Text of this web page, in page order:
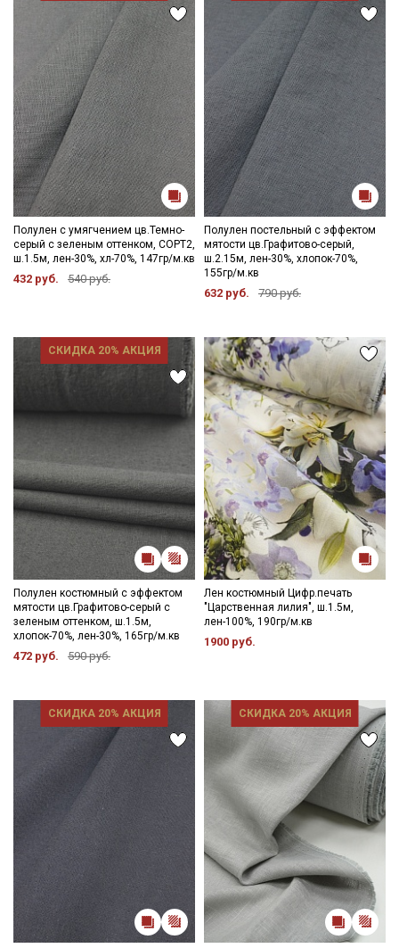
Полулен с умягчением цв.Темно-
серый с зеленым оттенком, СОРТ2,
ш.1.5м, лен-30%, хл-70%, 147гр/м.кв
432 руб. 540 руб.
Полулен постельный с эффектом
мятости цв.Графитово-серый,
ш.2.15м, лен-30%, хлопок-70%,
155гр/м.кв
632 руб. 790 руб.
СКИДКА 20% АКЦИЯ
Полулен костюмный с эффектом
мятости цв.Графитово-серый с
зеленым оттенком, ш.1.5м,
хлопок-70%, лен-30%, 165гр/м.кв
472 руб. 590 руб.
Лен костюмный Цифр.печать
"Царственная лилия", ш.1.5м,
лен-100%, 190гр/м.кв
1900 руб.
СКИДКА 20% АКЦИЯ СКИДКА 20% АКЦИЯ